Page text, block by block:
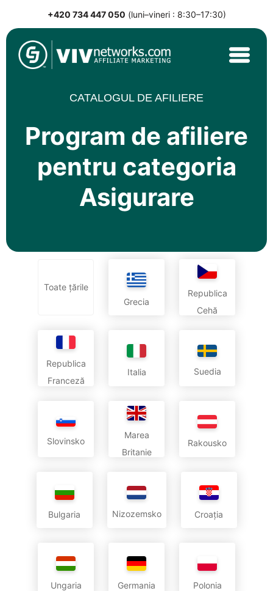
to
content
+420 734 447 050 (luni–vineri : 8:30–17:30)
VIVnetworks.com
Nejvýkonnější affiliate síť v CEE
CATALOGUL DE AFILIERE
Program de afiliere
pentru categoria
Asigurare
Toate țările
Grecia
Republica
Cehă
Republica
Franceză
Italia Suedia
Slovinsko
Marea
Britanie
Rakousko
Bulgaria Nizozemsko Croația
Ungaria Germania Polonia